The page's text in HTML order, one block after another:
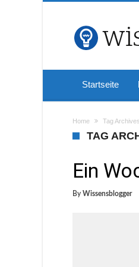
Startseite
Home Tag
TAG
Ein
By Wissensblogger